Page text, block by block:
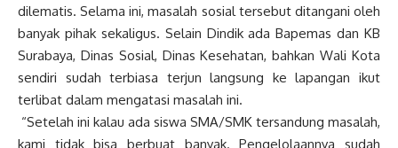
dilematis. Selama ini, masalah sosial tersebut ditangani oleh
banyak pihak sekaligus. Selain Dindik ada Bapemas dan KB
Surabaya, Dinas Sosial, Dinas Kesehatan, bahkan Wali Kota
sendiri sudah terbiasa terjun langsung ke lapangan ikut
terlibat dalam mengatasi masalah ini.
“Setelah ini kalau ada siswa SMA/SMK tersandung masalah,
kami tidak bisa berbuat banyak. Pengelolaannya sudah